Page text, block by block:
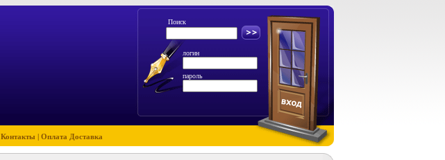
Поиск
логин
пароль
Контакты | Оплата Доставка